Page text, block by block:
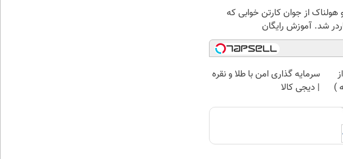
هولناک از جوان کارتن خوابی که
شد. آموزش رایگان
سرمایه گذاری امن با طلا و نقره
| دیجی کالا